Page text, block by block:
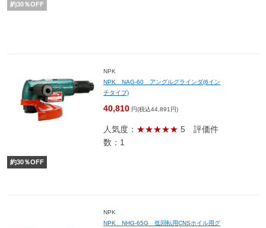
約30％OFF
NPK
NPK NAG-60 アングルグラインダ(6イン
チタイプ)
40,810 円(税込44,891円)
人気度： ★★★★★ 5 評価件
数：1
約30％OFF
NPK
NPK NHG-65G 低回転用CNSホイル用グ